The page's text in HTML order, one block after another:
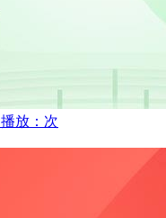
播放：次